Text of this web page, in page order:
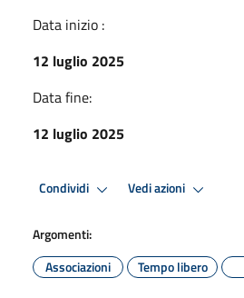
Data inizio :
12 luglio 2025
Data fine:
12 luglio 2025
Condividi Vedi azioni
Argomenti:
Associazioni
Tempo libero